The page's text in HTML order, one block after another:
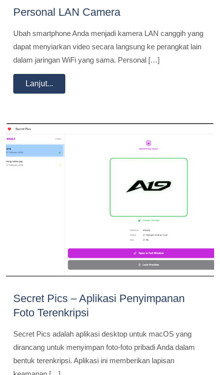
Personal LAN Camera
Ubah smartphone Anda menjadi kamera LAN canggih yang
dapat menyiarkan video secara langsung ke perangkat lain
dalam jaringan WiFi yang sama. Personal […]
Lanjut...
Secret Pics – Aplikasi Penyimpanan
Foto Terenkripsi
Secret Pics adalah aplikasi desktop untuk macOS yang
dirancang untuk menyimpan foto-foto pribadi Anda dalam
bentuk terenkripsi. Aplikasi ini memberikan lapisan